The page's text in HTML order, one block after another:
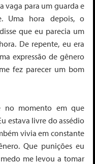
vaga para um guarda e
Uma hora depois, o
que eu parecia um
De repente, eu era
expressão de gênero
fez parecer um bom
no momento em que
estava livre do assédio
vivia em constante
Que punições eu
me levou a tomar